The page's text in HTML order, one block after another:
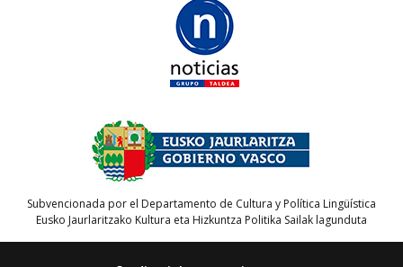
Subvencionada por el Departamento de Cultura y Política Lingüística
Eusko Jaurlaritzako Kultura eta Hizkuntza Politika Sailak lagunduta